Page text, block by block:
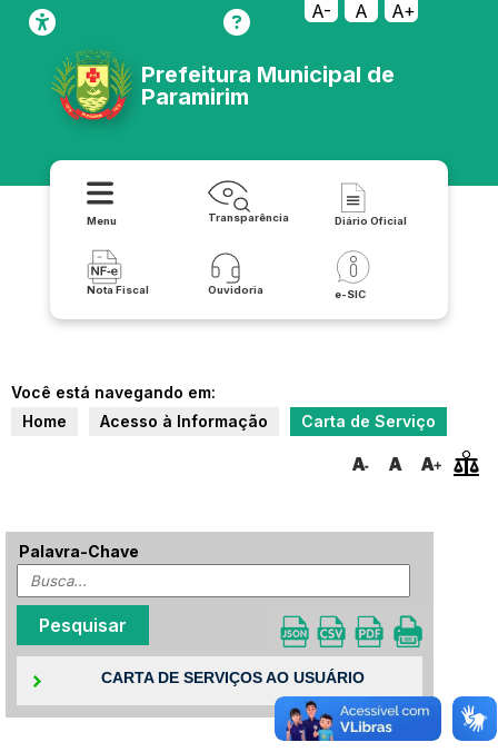
A- A A+
Prefeitura Municipal de
Paramirim
Menu Transparência Diário Oficial
Nota Fiscal Ouvidoria e-SIC
Você está navegando em:
Home
Acesso à Informação Carta de Serviço
Palavra-Chave
CARTA DE SERVIÇOS AO USUÁRIO